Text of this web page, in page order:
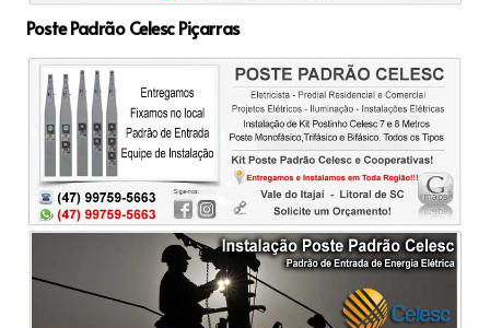
Poste Padrão Celesc Piçarras